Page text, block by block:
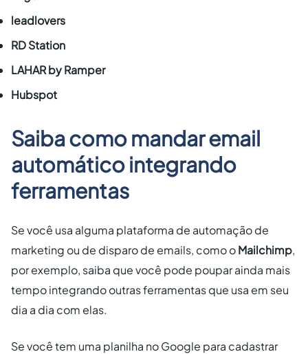
leadlovers
RD Station
LAHAR by Ramper
Hubspot
Saiba como mandar email
automático integrando
ferramentas
Se você usa alguma plataforma de automação de
marketing ou de disparo de emails, como oMailchimp,
por exemplo, saiba que você pode poupar ainda mais
tempo integrando outras ferramentas que usa em seu
dia a dia com elas.
Se você tem uma planilha no Google para cadastrar